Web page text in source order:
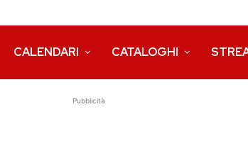
CALENDARI CATALOGHI
Pubblicità